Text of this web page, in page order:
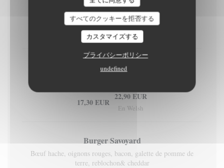
すべてのクッキーを拒否する
カスタマイズする
プライバシーポリシー
undefined
Tenders, poivrons, oignons frits, sauce caesar & cheddar
17,30 EUR
22,90 EUR
En Welsh
Biket burger
17,30 EUR
22,90 EUR
En Welsh
Burger Savoyard
Bœuf hache, oignons rouges, bacon, galette de pomme de
terre, reblochon& cheddar